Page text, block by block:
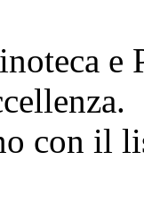
e
con il